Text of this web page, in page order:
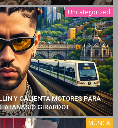
Uncategorized
Y CALIENTA MOTORES PARA
ATANASIO GIRARDOT
MÚSICA